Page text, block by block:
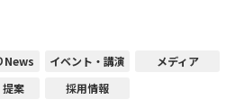
News イベント・講演
メディア
提案
採用情報